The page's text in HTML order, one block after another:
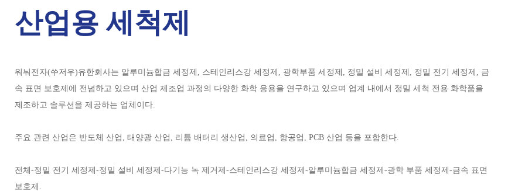
산업용 세척제
워눠전자(쑤저우)유한회사는 알루미늄합금 세정제, 스테인리스강 세정제, 광학부품 세정제, 정밀 설비 세정제, 정밀 전기 세정제, 금
속 표면 보호제에 전념하고 있으며 산업 제조업 과정의 다양한 화학 응용을 연구하고 있으며 업계 내에서 정밀 세척 전용 화학품을
제조하고 솔루션을 제공하는 업체이다.
주요 관련 산업은 반도체 산업, 태양광 산업, 리튬 배터리 생산업, 의료업, 항공업, PCB 산업 등을 포함한다.
전체-정밀 전기 세정제-정밀 설비 세정제-다기능 녹 제거제-스테인리스강 세정제-알루미늄합금 세정제-광학 부품 세정제-금속 표면
보호제.